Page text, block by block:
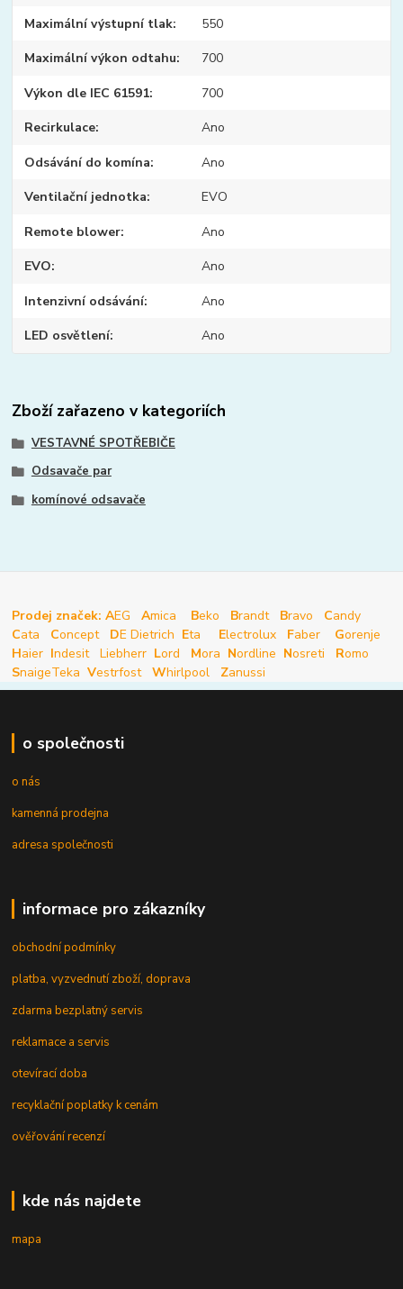
Maximální výstupní tlak 550
Maximální výkon odtahu 700
Výkon dle IEC 61591 700
Recirkulace Ano
Odsávání do komína Ano
Ventilační jednotka EVO
Remote blower Ano
EVO Ano
Intenzivní odsávání Ano
LED osvětlení Ano
Zboží zařazeno v kategoriích
VESTAVNÉ SPOTŘEBIČE
Odsavače par
komínové odsavače
Prodej značek: AEG Amica Beko Brandt Bravo Candy
Cata Concept DE Dietrich Eta Electrolux Faber Gorenje
Haier Indesit Liebherr Lord Mora Nordline Nosreti Romo
SnaigeTeka Vestrfost Whirlpool Zanussi
o společnosti
o nás
kamenná prodejna
adresa společnosti
informace pro zákazníky
obchodní podmínky
platba, vyzvednutí zboží, doprava
zdarma bezplatný servis
reklamace a servis
otevírací doba
recyklační poplatky k cenám
ověřování recenzí
kde nás najdete
mapa